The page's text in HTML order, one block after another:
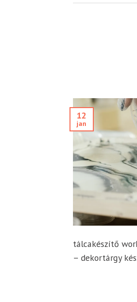
12
jan
tálcakészítő
– dekortárgy